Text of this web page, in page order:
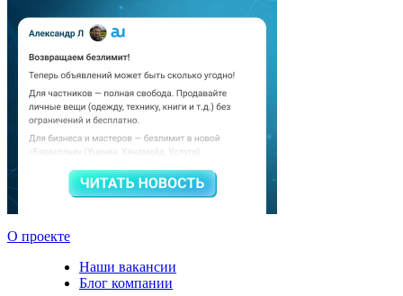
О проекте
Наши вакансии
Блог компании